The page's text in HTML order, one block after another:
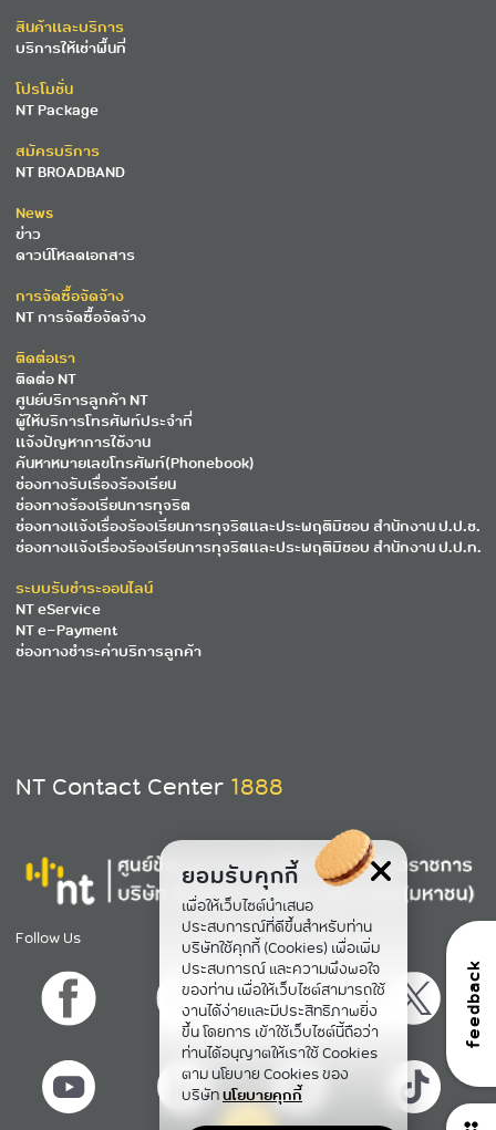
feedback
ยอมรับคุกกี้
เพื่อให้เว็บไซต์นำเสนอ
ประสบการณ์ที่ดีขึ้นสำหรับท่าน
บริษัทใช้คุกกี้ (Cookies) เพื่อเพิ่ม
ประสบการณ์ และความพึงพอใจ
ของท่าน เพื่อให้เว็บไซต์สามารถใช้
งานได้ง่ายและมีประสิทธิภาพยิ่ง
ขึ้น โดยการ เข้าใช้เว็บไซต์นี้ถือว่า
ท่านได้อนุญาตให้เราใช้ Cookies
ตาม นโยบาย Cookies ของ
บริษัทนโยบายคุกกี้
สินค้าและบริการ
บริการให้เช่าพื้นที่
โปรโมชั่น
NT Package
สมัครบริการ
NT BROADBAND
News
ข่าว
ดาวน์โหลดเอกสาร
การจัดซื้อจัดจ้าง
NT การจัดซื้อจัดจ้าง
ติดต่อเรา
ติดต่อ NT
ศูนย์บริการลูกค้า NT
ผู้ให้บริการโทรศัพท์ประจำที่
แจ้งปัญหาการใช้งาน
ค้นหาหมายเลขโทรศัพท์(Phonebook)
ช่องทางรับเรื่องร้องเรียน
ช่องทางร้องเรียนการทุจริต
ช่องทางแจ้งเรื่องร้องเรียนการทุจริตและประพฤติมิชอบ สำนักงาน ป.ป.ช.
ช่องทางแจ้งเรื่องร้องเรียนการทุจริตและประพฤติมิชอบ สำนักงาน ป.ป.ท.
ระบบรับชำระออนไลน์
NT eService
NT e-Payment
ช่องทางชำระค่าบริการลูกค้า
NT Contact Center 1888
Follow Us